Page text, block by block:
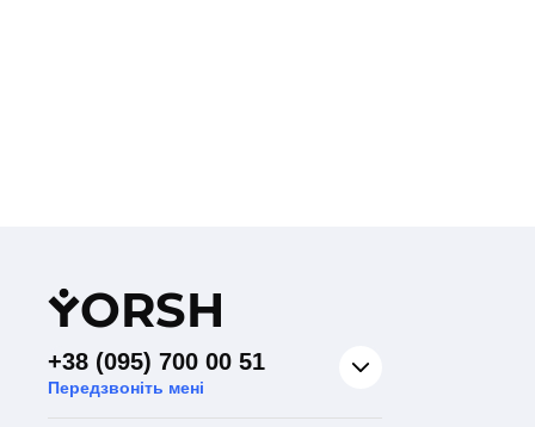
YORSH
+38 (095) 700 00 51
Передзвоніть мені